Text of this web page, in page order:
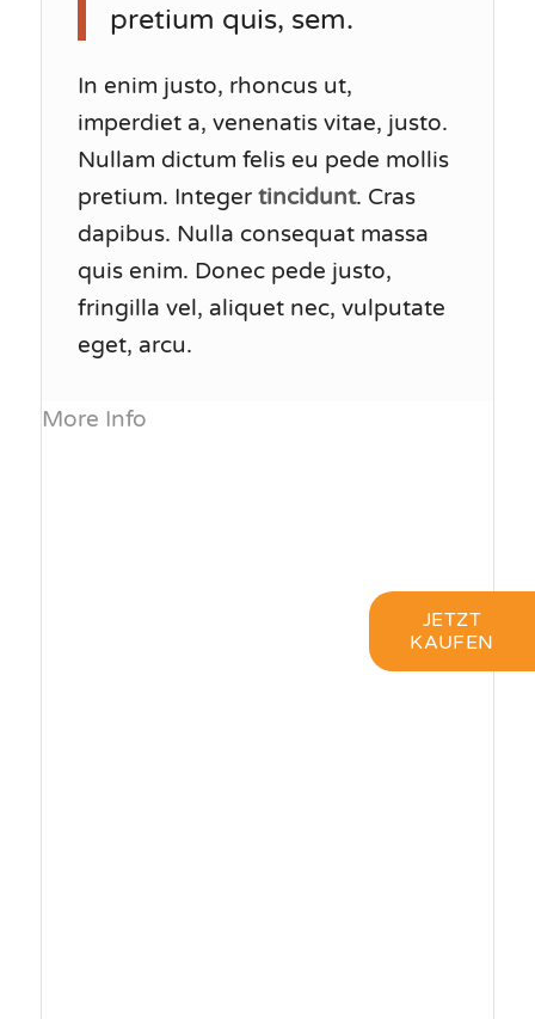
pretium quis, sem.
In enim justo, rhoncus ut,
imperdiet a, venenatis vitae, justo.
Nullam dictum felis eu pede mollis
pretium. Integer tincidunt. Cras
dapibus. Nulla consequat massa
quis enim. Donec pede justo,
fringilla vel, aliquet nec, vulputate
eget, arcu.
More Info
JETZT
KAUFEN